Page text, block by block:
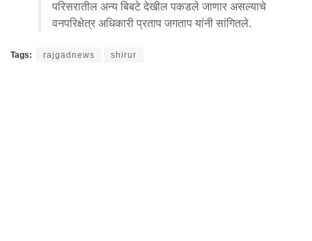
परिसरातील अन्य बिबटे देखील पकडले जाणार असल्याचे
वनपरिक्षेत्र अधिकारी प्रताप जगताप यांनी सांगितले.
Tags: rajgadnews shirur